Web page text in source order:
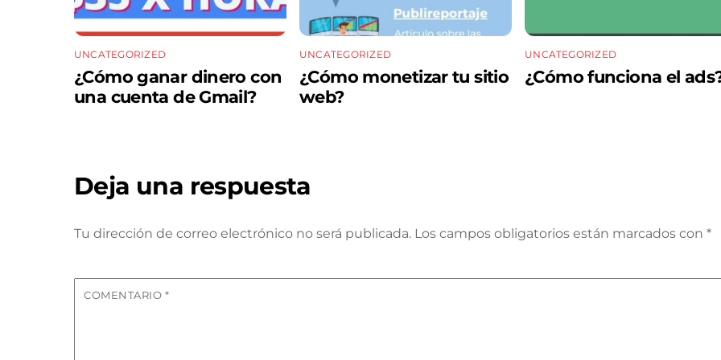
UNCATEGORIZED
¿Cómo ganar dinero con
una cuenta de Gmail?
UNCATEGORIZED
¿Cómo monetizar tu sitio
web?
UNCATEGORIZED
¿Cómo funciona el
Deja una respuesta
Tu dirección de correo electrónico no será publicada. Los campos obligatorios están marcados con *
COMENTARIO *